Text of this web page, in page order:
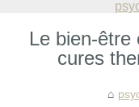
Le bien-être
cures